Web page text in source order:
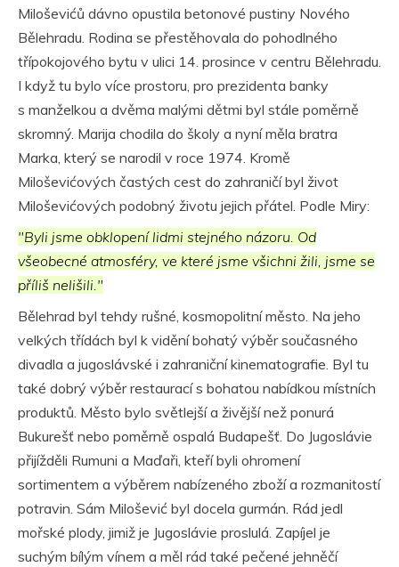
Miloševićů dávno opustila betonové pustiny Nového
Bělehradu. Rodina se přestěhovala do pohodlného
třípokojového bytu v ulici 14. prosince v centru Bělehradu.
I když tu bylo více prostoru, pro prezidenta banky
s manželkou a dvěma malými dětmi byl stále poměrně
skromný. Marija chodila do školy a nyní měla bratra
Marka, který se narodil v roce 1974. Kromě
Miloševićových častých cest do zahraničí byl život
Miloševićových podobný životu jejich přátel. Podle Miry:
"Byli jsme obklopení lidmi stejného názoru. Od
všeobecné atmosféry, ve které jsme všichni žili, jsme se
příliš nelišili."
Bělehrad byl tehdy rušné, kosmopolitní město. Na jeho
velkých třídách byl k vidění bohatý výběr současného
divadla a jugoslávské i zahraniční kinematografie. Byl tu
také dobrý výběr restaurací s bohatou nabídkou místních
produktů. Město bylo světlejší a živější než ponurá
Bukurešť nebo poměrně ospalá Budapešť. Do Jugoslávie
přijížděli Rumuni a Maďaři, kteří byli ohromení
sortimentem a výběrem nabízeného zboží a rozmanitostí
potravin. Sám Milošević byl docela gurmán. Rád jedl
mořské plody, jimiž je Jugoslávie proslulá. Zapíjel je
suchým bílým vínem a měl rád také pečené jehněčí